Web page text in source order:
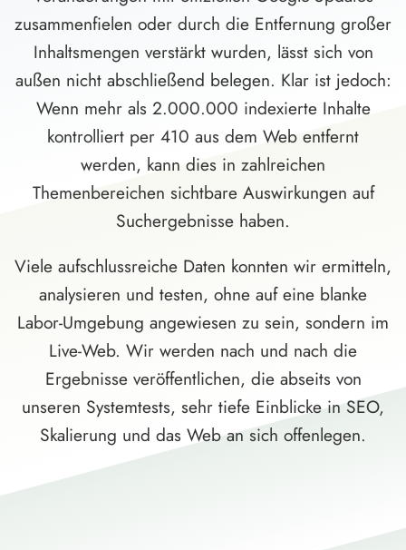
zusammenfielen oder durch die Entfernung großer
Inhaltsmengen verstärkt wurden, lässt sich von
außen nicht abschließend belegen. Klar ist jedoch:
Wenn mehr als 2.000.000 indexierte Inhalte
kontrolliert per 410 aus dem Web entfernt
werden, kann dies in zahlreichen
Themenbereichen sichtbare Auswirkungen auf
Suchergebnisse haben.
Viele aufschlussreiche Daten konnten wir ermitteln,
analysieren und testen, ohne auf eine blanke
Labor-Umgebung angewiesen zu sein, sondern im
Live-Web. Wir werden nach und nach die
Ergebnisse veröffentlichen, die abseits von
unseren Systemtests, sehr tiefe Einblicke in SEO,
Skalierung und das Web an sich offenlegen.